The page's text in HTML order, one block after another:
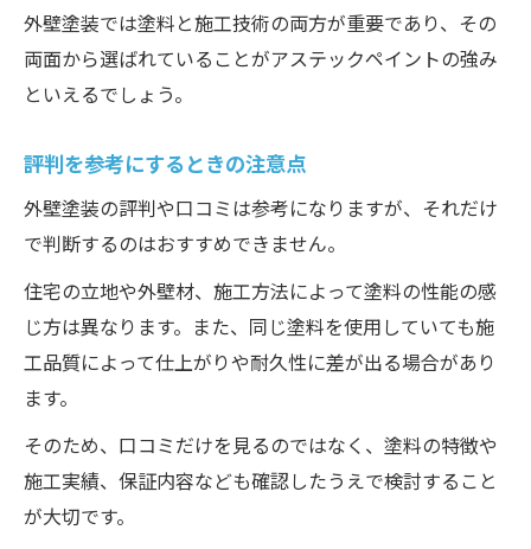
外壁塗装では塗料と施工技術の両方が重要であり、その
両面から選ばれていることがアステックペイントの強み
といえるでしょう。
評判を参考にするときの注意点
外壁塗装の評判や口コミは参考になりますが、それだけ
で判断するのはおすすめできません。
住宅の立地や外壁材、施工方法によって塗料の性能の感
じ方は異なります。また、同じ塗料を使用していても施
工品質によって仕上がりや耐久性に差が出る場合があり
ます。
そのため、口コミだけを見るのではなく、塗料の特徴や
施工実績、保証内容なども確認したうえで検討すること
が大切です。